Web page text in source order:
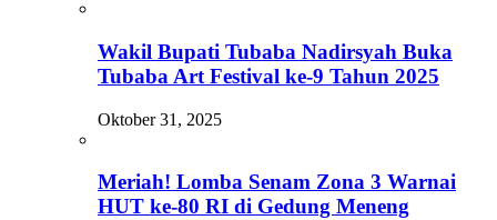
Wakil Bupati Tubaba Nadirsyah Buka
Tubaba Art Festival ke-9 Tahun 2025
Oktober 31, 2025
Meriah! Lomba Senam Zona 3 Warnai
HUT ke-80 RI di Gedung Meneng